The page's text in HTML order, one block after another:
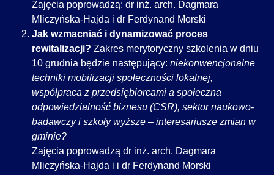
Zajęcia poprowadzą: dr inż. arch. Dagmara
Mliczyńska-Hajda i dr Ferdynand Morski
Jak wzmacniać i dynamizować proces
rewitalizacji? Zakres merytoryczny szkolenia w dniu
10 grudnia będzie następujący: niekonwencjonalne
techniki mobilizacji społeczności lokalnej,
współpraca z przedsiębiorcami a społeczna
odpowiedzialność biznesu (CSR), sektor naukowo-
badawczy i szkoły wyższe – interesariusze zmian w
gminie?
Zajęcia poprowadzą dr inż. arch. Dagmara
Mliczyńska-Hajda i i dr Ferdynand Morski